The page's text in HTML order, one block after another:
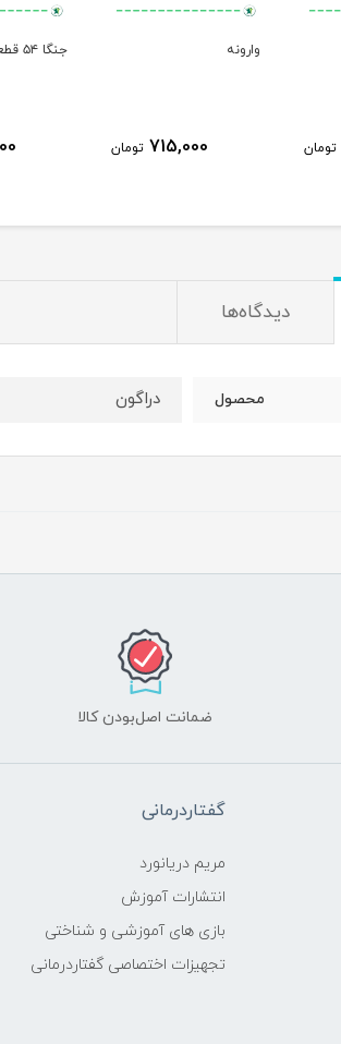
تومان
وارونه
715,000 تومان
جنگا ۵۴ قطعه چوبی
دیدگاه‌ها
محصول دراگون
ضمانت اصل‌بودن کالا
گفتاردرمانی
مریم دریانورد
انتشارات آموزش
بازی های آموزشی و شناختی
تجهیزات اختصاصی گفتاردرمانی